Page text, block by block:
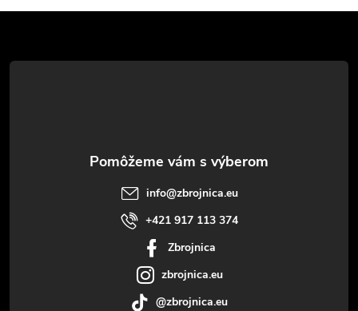
á
info@zbrojnica.eu
+421 917 113 374
Zbrojnica
zbrojnica.eu
@zbrojnica.eu